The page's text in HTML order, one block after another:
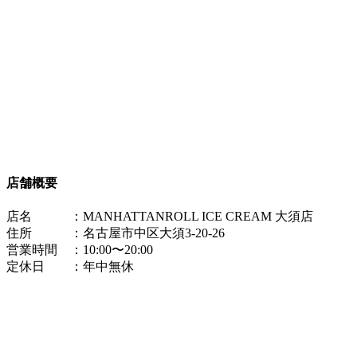
店舗概要
店名 ：MANHATTANROLL ICE CREAM 大須店
住所 ：名古屋市中区大須3-20-26
営業時間 ：10:00〜20:00
定休日 ：年中無休